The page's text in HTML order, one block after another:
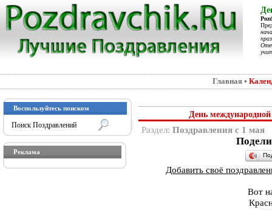
Главная •
Воспользуйтесь поиском
Реклама
День
Раздел: Поздравления с 1 мая
Добавить своё
Вот